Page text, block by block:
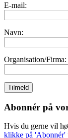
E-mail:
Navn:
Organisation/Firma:
Abonnér på
Hvis du gerne vil
klikke på 'Abonnér'